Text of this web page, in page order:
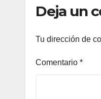
Deja un
Tu dirección de
Comentario *